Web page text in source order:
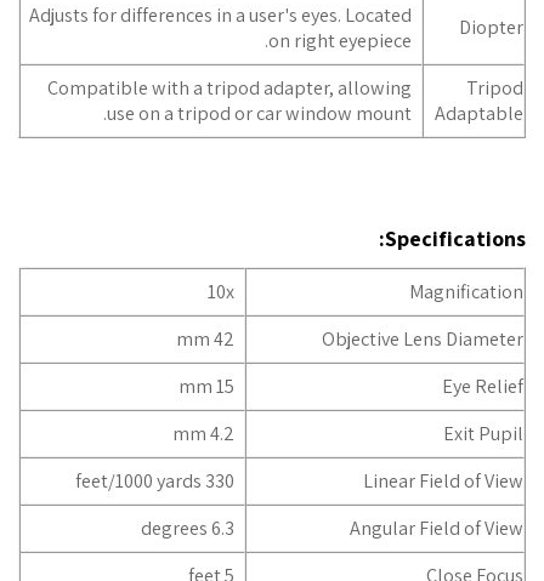
Diopter
Adjusts for differences in a user's eyes. Located
on right eyepiece.
Tripod
Adaptable
Compatible with a tripod adapter, allowing
use on a tripod or car window mount.
Specifications:
Magnification
10x
Objective Lens Diameter
42 mm
Eye Relief
15 mm
Exit Pupil
4.2 mm
Linear Field of View
330 feet/1000 yards
Angular Field of View
6.3 degrees
Close Focus
5 feet